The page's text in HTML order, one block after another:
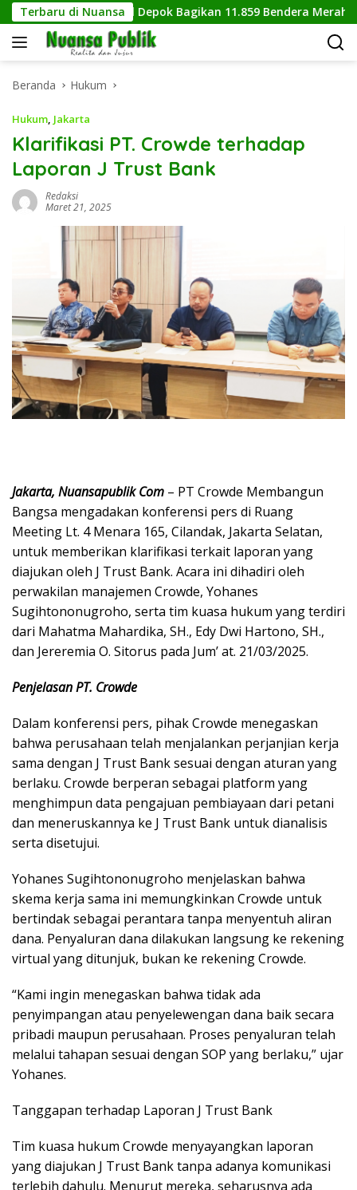
Langsung
ke
konten
Terbaru di Nuansa
Kesbangpol Depok Bagikan 11.859 Bendera Merah Putih,
Beranda Hukum
Hukum, Jakarta
Klarifikasi PT. Crowde terhadap
Laporan J Trust Bank
Redaksi
Maret 21, 2025
Jakarta, Nuansapublik Com – PT Crowde Membangun
Bangsa mengadakan konferensi pers di Ruang
Meeting Lt. 4 Menara 165, Cilandak, Jakarta Selatan,
untuk memberikan klarifikasi terkait laporan yang
diajukan oleh J Trust Bank. Acara ini dihadiri oleh
perwakilan manajemen Crowde, Yohanes
Sugihtononugroho, serta tim kuasa hukum yang terdiri
dari Mahatma Mahardika, SH., Edy Dwi Hartono, SH.,
dan Jereremia O. Sitorus pada Jum’ at. 21/03/2025.
Penjelasan PT. Crowde
Dalam konferensi pers, pihak Crowde menegaskan
bahwa perusahaan telah menjalankan perjanjian kerja
sama dengan J Trust Bank sesuai dengan aturan yang
berlaku. Crowde berperan sebagai platform yang
menghimpun data pengajuan pembiayaan dari petani
dan meneruskannya ke J Trust Bank untuk dianalisis
serta disetujui.
Yohanes Sugihtononugroho menjelaskan bahwa
skema kerja sama ini memungkinkan Crowde untuk
bertindak sebagai perantara tanpa menyentuh aliran
dana. Penyaluran dana dilakukan langsung ke rekening
virtual yang ditunjuk, bukan ke rekening Crowde.
“Kami ingin menegaskan bahwa tidak ada
penyimpangan atau penyelewengan dana baik secara
pribadi maupun perusahaan. Proses penyaluran telah
melalui tahapan sesuai dengan SOP yang berlaku,” ujar
Yohanes.
Tanggapan terhadap Laporan J Trust Bank
Tim kuasa hukum Crowde menyayangkan laporan
yang diajukan J Trust Bank tanpa adanya komunikasi
terlebih dahulu. Menurut mereka, seharusnya ada